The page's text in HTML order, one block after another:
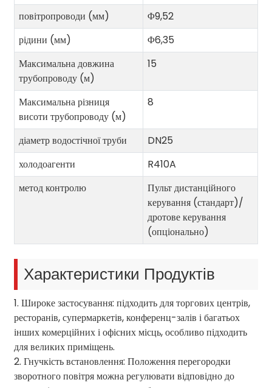
повітропроводи (мм)
Φ9,52
рідини (мм)
Φ6,35
Максимальна довжина
трубопроводу (м)
15
Максимальна різниця
висоти трубопроводу (м)
8
діаметр водостічної труби
DN25
холодоагенти
R410A
метод контролю
Пульт дистанційного
керування (стандарт)/
дротове керування
(опціонально)
Характеристики Продуктів
1. Широке застосування: підходить для торгових центрів,
ресторанів, супермаркетів, конференц-залів і багатьох
інших комерційних і офісних місць, особливо підходить
для великих приміщень.
2. Гнучкість встановлення: Положення перегородки
зворотного повітря можна регулювати відповідно до